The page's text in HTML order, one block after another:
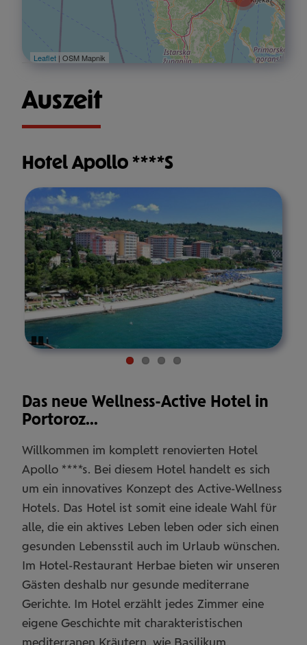
Leaflet| OSM Mapnik
Auszeit
Hotel Apollo ****S
Das neue Wellness-Active Hotel in
Portoroz...
Willkommen im komplett renovierten Hotel
Apollo ****s. Bei diesem Hotel handelt es sich
um ein innovatives Konzept des Active-Wellness
Hotels. Das Hotel ist somit eine ideale Wahl für
alle, die ein aktives Leben leben oder sich einen
gesunden Lebensstil auch im Urlaub wünschen.
Im Hotel-Restaurant Herbae bieten wir unseren
Gästen deshalb nur gesunde mediterrane
Gerichte. Im Hotel erzählt jedes Zimmer eine
eigene Geschichte mit charakteristischen
mediterranen Kräutern, wie Basilikum,